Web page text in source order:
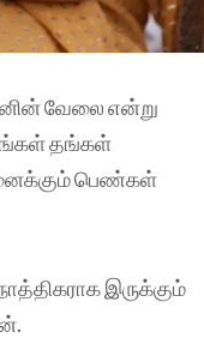
வேலை என்று
தங்கள்
பெண்கள்
இருக்கும்